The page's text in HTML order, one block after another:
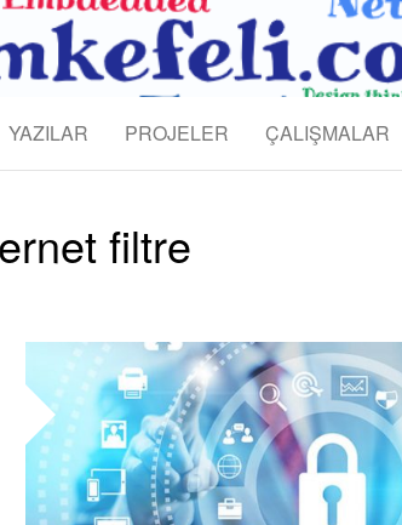
YAZILAR PROJELER ÇALIŞMALAR
filtre